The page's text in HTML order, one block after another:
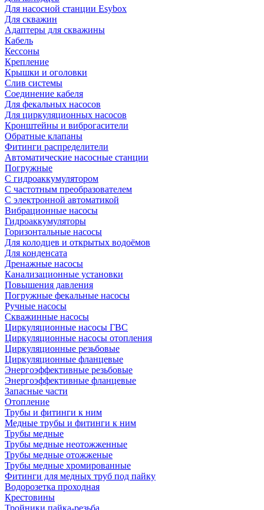
Для насосной станции Esybox
Для скважин
Адаптеры для скважины
Кабель
Кессоны
Крепление
Крышки и оголовки
Слив системы
Соединение кабеля
Для фекальных насосов
Для циркуляционных насосов
Кронштейны и виброгасители
Обратные клапаны
Фитинги распределители
Автоматические насосные станции
Погружные
С гидроаккумулятором
С частотным преобразователем
С электронной автоматикой
Вибрационные насосы
Гидроаккумуляторы
Горизонтальные насосы
Для колодцев и открытых водоёмов
Для конденсата
Дренажные насосы
Канализационные установки
Повышения давления
Погружные фекальные насосы
Ручные насосы
Скважинные насосы
Циркуляционные насосы ГВС
Циркуляционные насосы отопления
Циркуляционные резьбовые
Циркуляционные фланцевые
Энергоэффективные резьбовые
Энергоэффективные фланцевые
Запасные части
Отопление
Трубы и фитинги к ним
Медные трубы и фитинги к ним
Трубы медные
Трубы медные неотожженные
Трубы медные отожженые
Трубы медные хромированные
Фитинги для медных труб под пайку
Водорозетка проходная
Крестовины
Тройники пайка-резьба